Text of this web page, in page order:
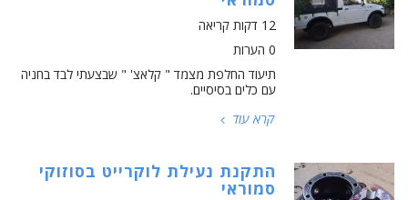
12 דקות קריאה
0 הערות
תיעוד החלפת מצמד " קלאצ' " שבצעתי לבד בחניה
עם כלים בסיסיים.
קרא עוד
התקנת נעילת לוקרייט בסוזוקי
סמוראי